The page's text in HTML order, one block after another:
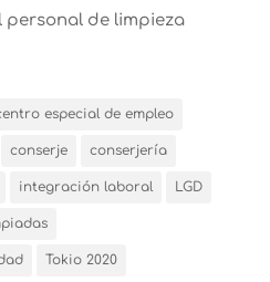
de limpieza
especial de empleo
conserje conserjería
integración laboral LGD
Tokio 2020